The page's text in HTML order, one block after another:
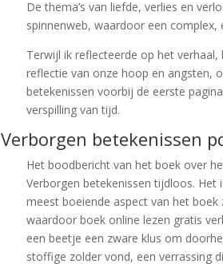
De thema’s van liefde, verlies en
spinnenweb, waardoor een
Terwijl ik reflecteerde op het
reflectie van onze hoop en angsten,
betekenissen voorbij de eerste
verspilling van tijd.
Verborgen betekenissen
Het boodbericht van het boek over
Verborgen betekenissen tijdloos.
meest boeiende aspect van het
waardoor boek online lezen gratis
een beetje een zware klus om
stoffige zolder vond, een verrassing